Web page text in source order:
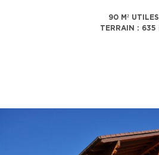
90 M² UTILES
TERRAIN : 635